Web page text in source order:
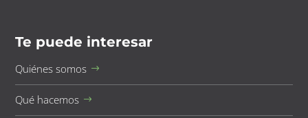
Te puede interesar
Quiénes somos
Qué hacemos